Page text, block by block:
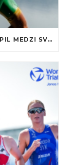
SEZÓNA 2025: ALEX MANDÁK VSTÚPIL MEDZI SVETOVÚ JUNIORSKÚ ELITU